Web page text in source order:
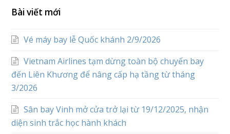
Bài viết mới
Vé máy bay lễ Quốc khánh 2/9/2026
Vietnam Airlines tạm dừng toàn bộ chuyến bay
đến Liên Khương để nâng cấp hạ tầng từ tháng
3/2026
Sân bay Vinh mở cửa trở lại từ 19/12/2025, nhận
diện sinh trắc học hành khách